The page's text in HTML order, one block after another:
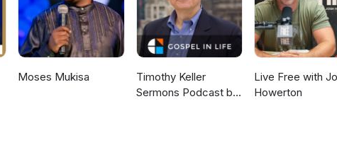
Moses Mukisa
Timothy Keller
Sermons Podcast by
Live Free with
Howerton